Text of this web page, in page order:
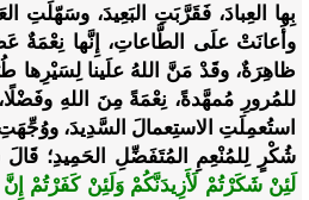
بِها العِبادَ، فَقَرَّبَتِ البَعِيدَ، وسَهّلَتِ
وأَعانَتْ علَى الطَّاعاتِ، إِنَّها نِعْمَةٌ
ظاهِرَةٌ، وقَدْ مَنَّ اللهُ علَينا لِسَيْرِها
للمُرورِ مُمهَّدةً، نِعْمَةً مِنَ اللهِ وفَضْلًا،
استُعمِلَتِ الاستِعمالَ السَّدِيدَ، ووُجِّهَتِ
شُكْرٍ لِلمُنْعِمِ المُتَفَضِّلِ الحَمِيدِ؛
لَئِنْ شَكَرْتُمْ لَأَزِيدَنَّكُمْ وَلَئِنْ كَفَرْتُمْ